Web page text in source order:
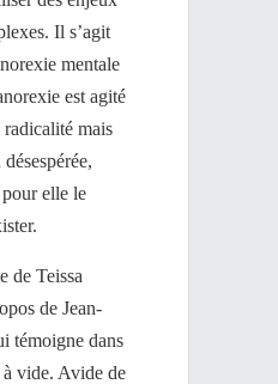
Il s’agit
mentale
est agité
radicalité mais
elle le
de Teissa
de Jean-
témoigne dans
vide. Avide de